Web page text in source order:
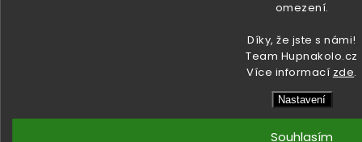
omezení.
Díky, že jste s námi!
Team Hupnakolo.cz
Více informací zde.
Nastavení
Souhlasím